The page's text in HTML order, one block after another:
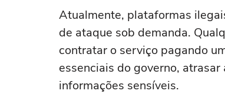
Atualmente, plataformas
de ataque sob demanda.
contratar o serviço pagando
essenciais do governo,
informações sensíveis.